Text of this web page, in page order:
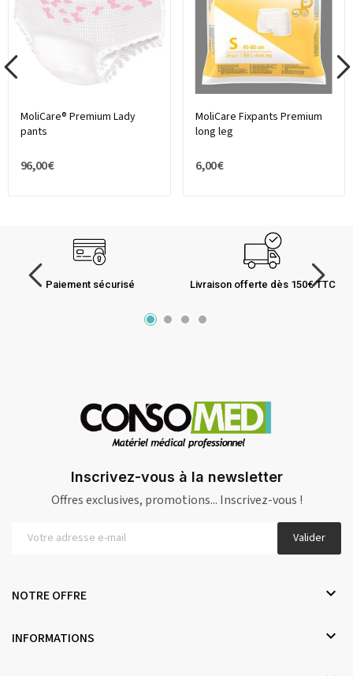
MoliCare® Premium Lady
pants
96,00 €
MoliCare Fixpants Premium
long leg
6,00 €
Paiement sécurisé Livraison offerte dès 150€ TTC
Inscrivez-vous à la newsletter
Offres exclusives, promotions... Inscrivez-vous !
Valider
NOTRE OFFRE 
INFORMATIONS 